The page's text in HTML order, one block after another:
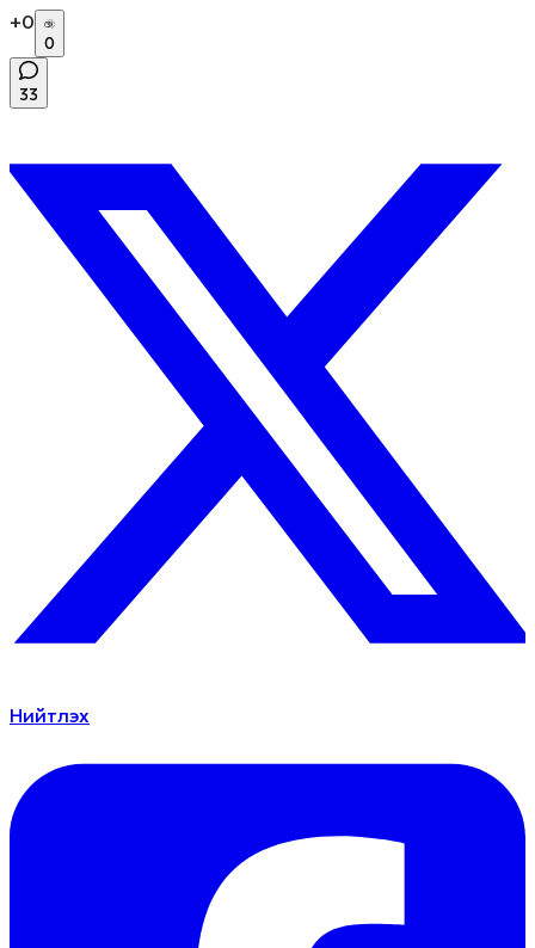
+0
0
33
Нийтлэх